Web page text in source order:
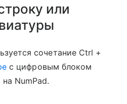
или
сочетание Ctrl +
с цифровым блоком
NumPad.